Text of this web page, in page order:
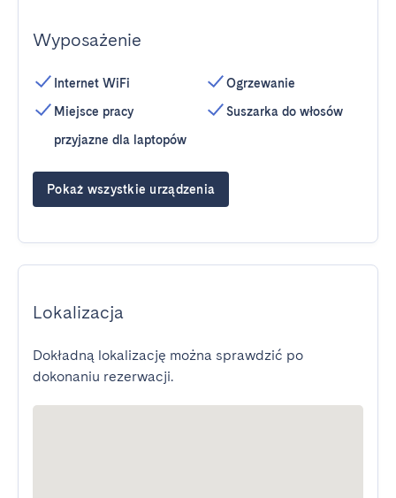
Wyposażenie
Internet WiFi
Miejsce pracy
przyjazne dla laptopów
Ogrzewanie
Suszarka do włosów
Pokaż wszystkie urządzenia
Lokalizacja
Dokładną lokalizację można sprawdzić po
dokonaniu rezerwacji.